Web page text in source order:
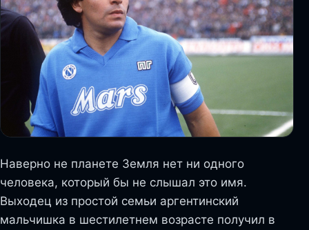
Наверно не планете Земля нет ни одного
человека, который бы не слышал это имя.
Выходец из простой семьи аргентинский
мальчишка в шестилетнем возрасте получил в